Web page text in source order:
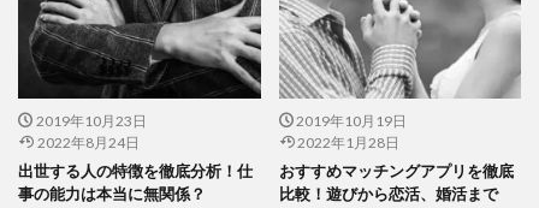
2019年10月23日
2022年8月24日
出世する人の特徴を徹底分析！仕
事の能力は本当に無関係？
2019年10月19日
2022年1月28日
おすすめマッチングアプリを徹底
比較！遊びから恋活、婚活まで